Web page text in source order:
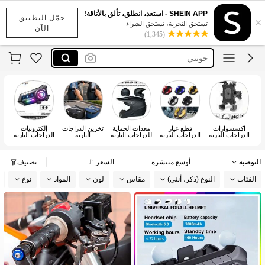
حمّل التطبيق
الآن
×
SHEIN APP - استعد، انطلق، تألق بالأناقة!
تستحق التجربة، تستحق الشراء
(1,345)
accesorios para moto
فروسية
جونتي
دزني
accesorios para moto
فروسية
اكسسوارات
الدراجات النارية
قطع غيار
الدراجات النارية
معدات الحماية
للدراجات النارية
تخزين الدراجات
النارية
إلكترونيات
الدراجات النارية
التوصية أوسع منتشرة السعر تصنيف
الفئات النوع (ذكر، أنثى) مقاس لون المواد نوع